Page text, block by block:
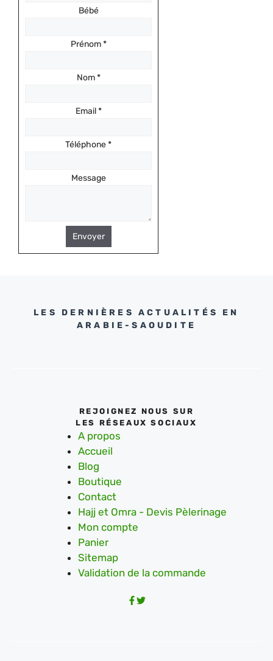
Bébé
Prénom*
Nom*
Email*
Téléphone*
Message
Envoyer
LES DERNIÈRES ACTUALITÉS EN
ARABIE-SAOUDITE
REJOIGNEZ NOUS SUR
LES RÉSEAUX SOCIAUX
A propos
Accueil
Blog
Boutique
Contact
Hajj et Omra - Devis Pèlerinage
Mon compte
Panier
Sitemap
Validation de la commande